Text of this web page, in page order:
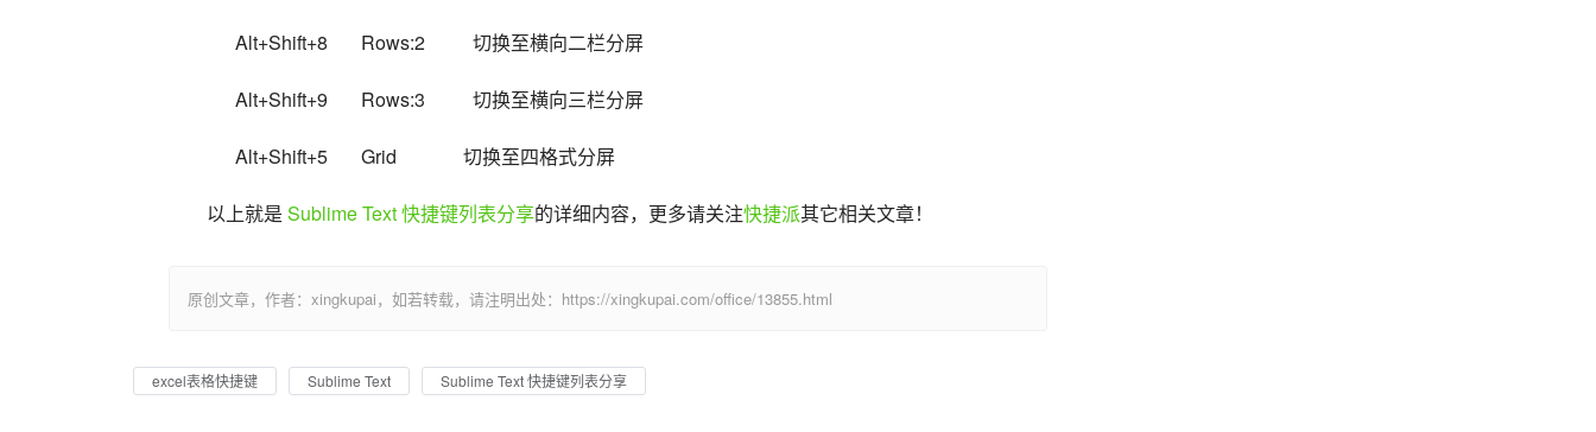
      Alt+Shift+8       Rows:2          切换至横向二栏分屏
      Alt+Shift+9       Rows:3          切换至横向三栏分屏
      Alt+Shift+5       Grid              切换至四格式分屏
以上就是 Sublime Text 快捷键列表分享的详细内容，更多请关注快捷派其它相关文章！
原创文章，作者：xingkupai，如若转载，请注明出处：https://xingkupai.com/office/13855.html
excel表格快捷键 Sublime Text Sublime Text 快捷键列表分享